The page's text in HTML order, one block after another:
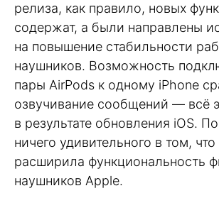
релиза, как правило, новых
содержат, а были направлены
на повышение стабильности
наушников. Возможность
пары AirPods к одному iPhone
озвучивание сообщений — всё
в результате обновления iOS.
ничего удивительного в том, что
расширила функциональность
наушников Apple.